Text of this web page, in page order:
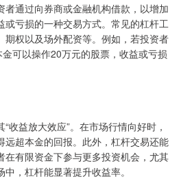
者通过向券商或金融机构借款，以增加
或亏损的一种交易方式。常见的杠杆工
期权以及场外配资等。例如，若投资者
可以操作20万元的股票，收益或亏损
收益放大效应”。在市场行情向好时，
远超本金的回报。此外，杠杆交易还能
在有限资金下参与更多投资机会，尤其
，杠杆能显著提升收益率。